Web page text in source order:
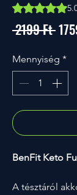
Rating is 5.0
2199 Ft
Mennyiség *
BenFit Keto
A tésztáról